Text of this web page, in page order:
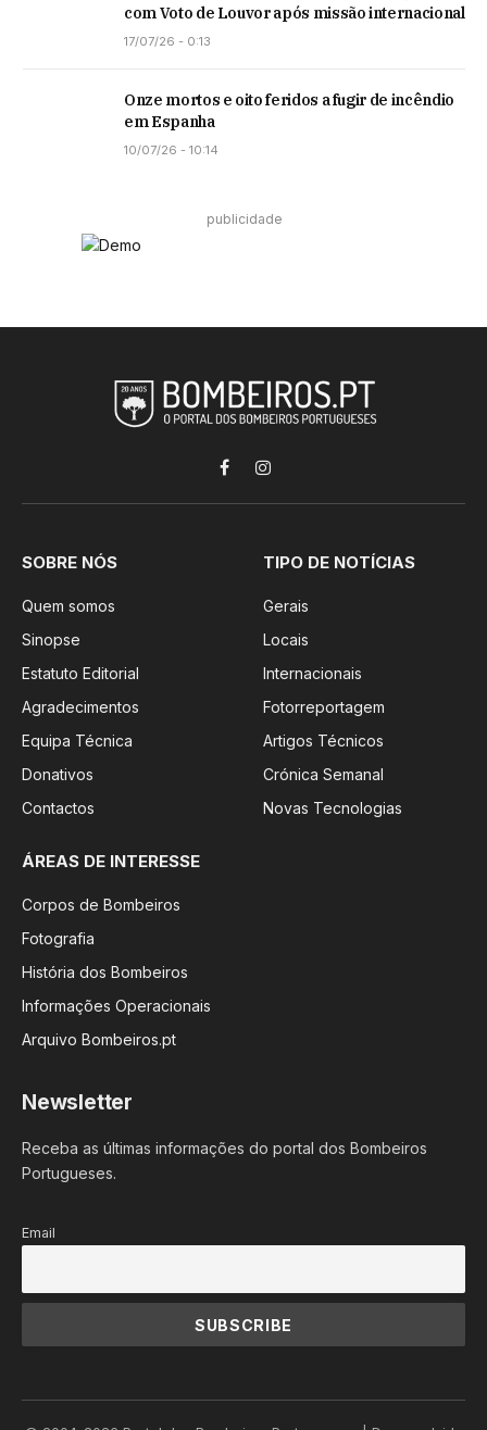
com Voto de Louvor após missão internacional
17/07/26 - 0:13
Onze mortos e oito feridos a fugir de incêndio
em Espanha
10/07/26 - 10:14
publicidade
FacebookInstagram
SOBRE NÓS
Quem somos
Sinopse
Estatuto Editorial
Agradecimentos
Equipa Técnica
Donativos
Contactos
TIPO DE NOTÍCIAS
Gerais
Locais
Internacionais
Fotorreportagem
Artigos Técnicos
Crónica Semanal
Novas Tecnologias
ÁREAS DE INTERESSE
Corpos de Bombeiros
Fotografia
História dos Bombeiros
Informações Operacionais
Arquivo Bombeiros.pt
Newsletter
Receba as últimas informações do portal dos Bombeiros
Portugueses.
Email